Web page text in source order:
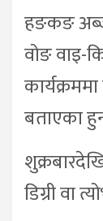
हङकङ
वोङ वाइ-
बताएका
डिग्री वा